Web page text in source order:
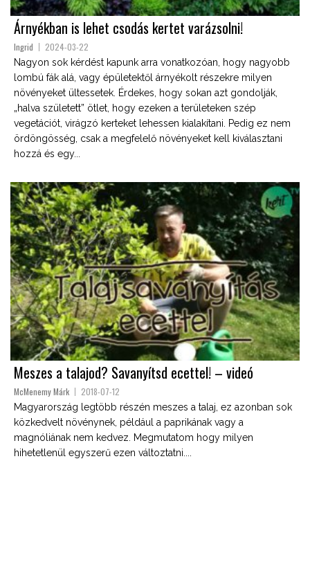
Árnyékban is lehet csodás kertet varázsolni!
Ingrid 2024-03-22
Nagyon sok kérdést kapunk arra vonatkozóan, hogy nagyobb
lombú fák alá, vagy épületektől árnyékolt részekre milyen
növényeket ültessetek. Érdekes, hogy sokan azt gondolják,
„halva született” ötlet, hogy ezeken a területeken szép
vegetációt, virágzó kerteket lehessen kialakítani. Pedig ez nem
ördöngösség, csak a megfelelő növényeket kell kiválasztani
hozzá és egy...
Meszes a talajod? Savanyítsd ecettel! – videó
McMenemy Márk 2018-07-12
Magyarország legtöbb részén meszes a talaj, ez azonban sok
közkedvelt növénynek, például a paprikának vagy a
magnóliának nem kedvez. Megmutatom hogy milyen
hihetetlenül egyszerű ezen változtatni....